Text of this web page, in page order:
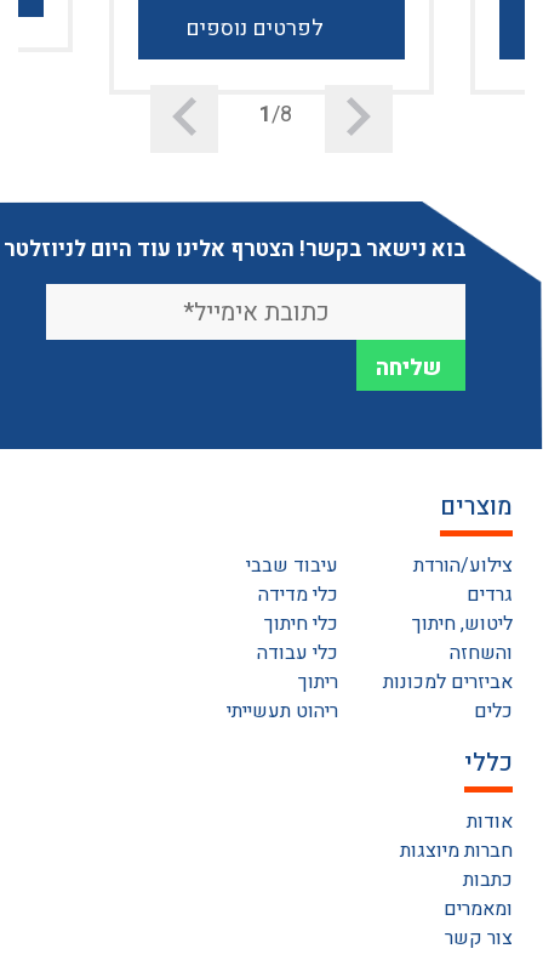
לפרטים נוספים
1/8
בוא נישאר בקשר! הצטרף אלינו עוד היום לניוזלטר
מוצרים
צילוע/הורדת
גרדים
ליטוש, חיתוך
והשחזה
אביזרים למכונות
כלים
עיבוד שבבי
כלי מדידה
כלי חיתוך
כלי עבודה
ריתוך
ריהוט תעשייתי
כללי
אודות
חברות מיוצגות
כתבות
ומאמרים
צור קשר